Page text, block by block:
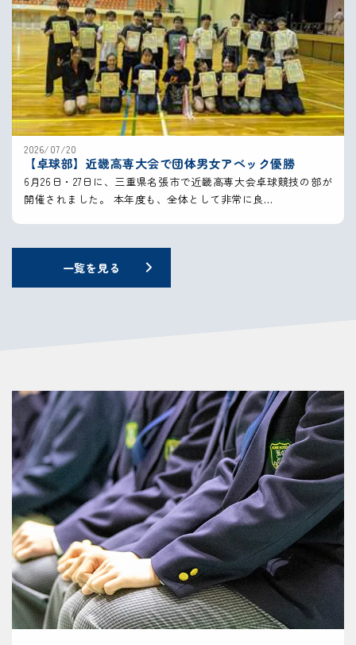
2026/07/20
【卓球部】近畿高専大会で団体男女アベック優勝
6月26日・27日に、三重県名張市で近畿高専大会卓球競技の部が
開催されました。 本年度も、全体として非常に良…
一覧を見る